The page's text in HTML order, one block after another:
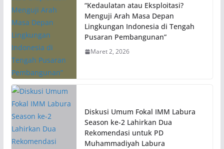
“Kedaulatan atau Eksploitasi?
Menguji Arah Masa Depan
Lingkungan Indonesia di Tengah
Pusaran Pembangunan”
Maret 2, 2026
Diskusi Umum Fokal IMM Labura
Season ke-2 Lahirkan Dua
Rekomendasi untuk PD
Muhammadiyah Labura